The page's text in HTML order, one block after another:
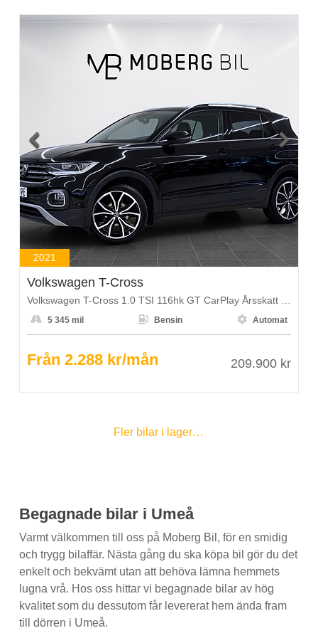
 
2021
Volkswagen T-Cross
 5 345 mil  Bensin  Automat
Från 2.288 kr/mån 209.900 kr
Fler bilar i lager…
Begagnade bilar i Umeå
Varmt välkommen till oss på Moberg Bil, för en smidig
och trygg bilaffär. Nästa gång du ska köpa bil gör du det
enkelt och bekvämt utan att behöva lämna hemmets
lugna vrå. Hos oss hittar vi begagnade bilar av hög
kvalitet som du dessutom får levererat hem ända fram
till dörren i Umeå.